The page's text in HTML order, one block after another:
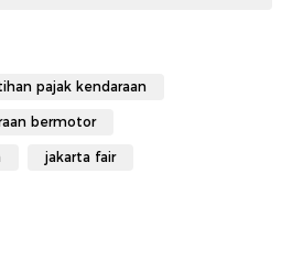
pajak kendaraan
bermotor
jakarta fair